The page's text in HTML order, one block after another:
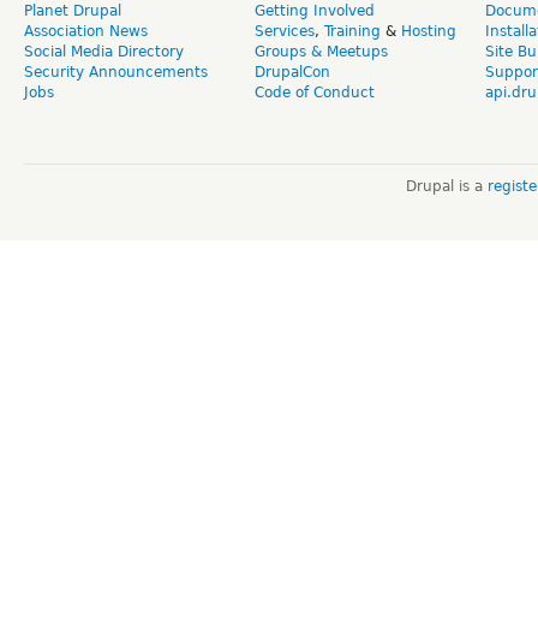
Planet Drupal
Association News
Social Media Directory
Security Announcements
Jobs
Getting Involved
Services, Training & Hosting
Groups & Meetups
DrupalCon
Code of Conduct
Site
Drupal is a